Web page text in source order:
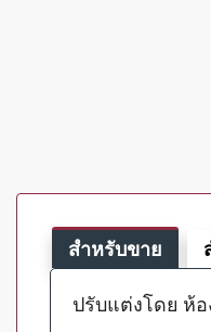
สำหรับขาย
ปรับแต่งโดย ห้อ